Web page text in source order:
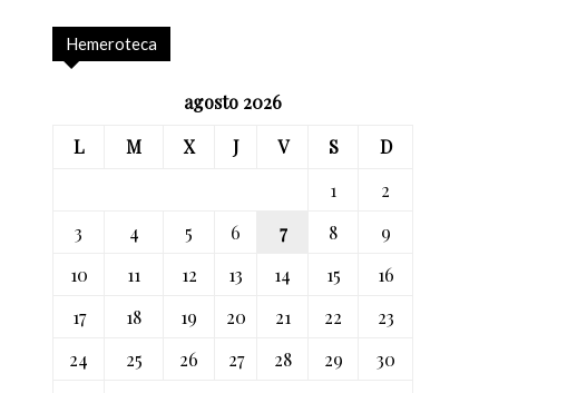
Hemeroteca
agosto 2026
L
M X J V S
D
1
2
3
4 5 6 7 8
9
10
11 12 13 14 15
16
17
18 19 20 21 22
23
24
25 26 27 28 29
30